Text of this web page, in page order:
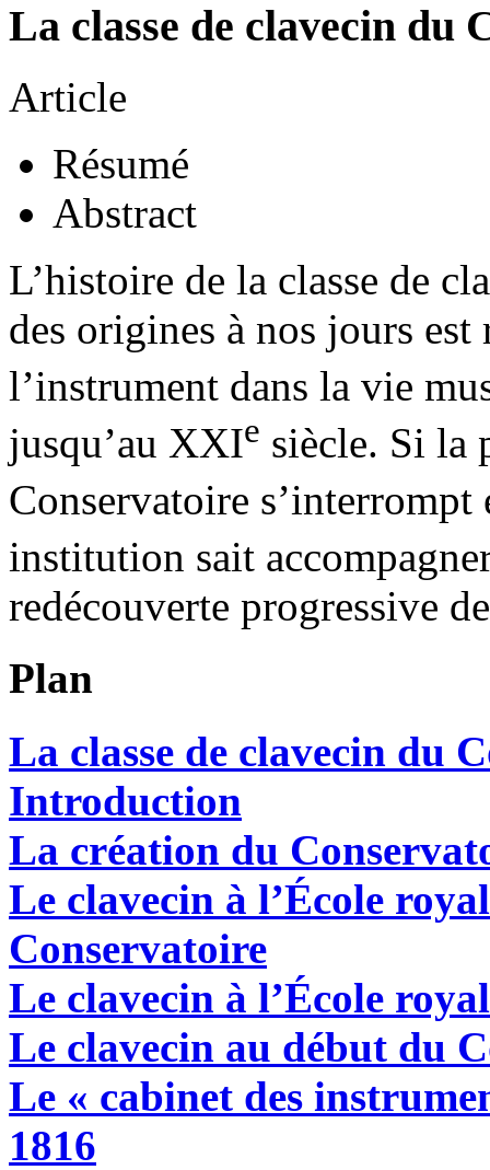
La classe de clavecin du
Article
Résumé
Abstract
L’histoire de la classe de
des origines à nos jours
l’instrument dans la vie
jusqu’au XXIe siècle. Si la
Conservatoire
institution sait
redécouverte progressive
Plan
La classe de clavecin du
Introduction
La création du
Le clavecin à l’École
Conservatoire
Le clavecin à l’École
Le clavecin au début du
Le « cabinet des
1816